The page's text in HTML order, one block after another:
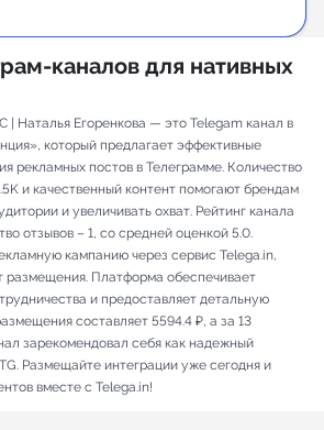
каналов для нативных
Наталья Егоренкова — это Telegam канал в
который предлагает эффективные
рекламных постов в Телеграмме. Количество
и качественный контент помогают брендам
и увеличивать охват. Рейтинг канала
отзывов – 1, со средней оценкой 5.0.
кампанию через сервис Telega.in,
размещения. Платформа обеспечивает
и предоставляет детальную
составляет 5594.4 ₽, а за 13
зарекомендовал себя как надежный
Размещайте интеграции уже сегодня и
вместе с Telega.in!